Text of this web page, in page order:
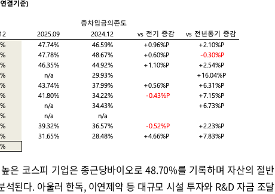
은 코스피 기업은 종근당바이오로 48.70%를 기록하며 자산의 절반
된다. 아울러 한독, 이연제약 등 대규모 시설 투자와 R&D 자금 조달